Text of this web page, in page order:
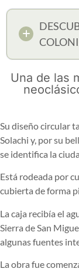
Una de las
Su diseño circular
Solachi y, por su
se identifica la
Está rodeada por
cubierta de forma
La caja recibía el
Sierra de San
algunas fuentes
La obra fue